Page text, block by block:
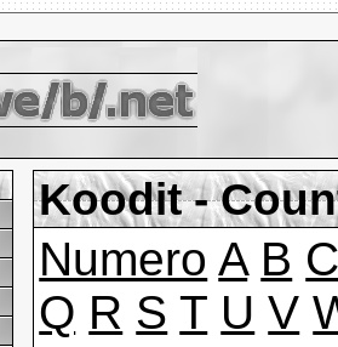
Koodit -
Numero A B
Q R S T U V